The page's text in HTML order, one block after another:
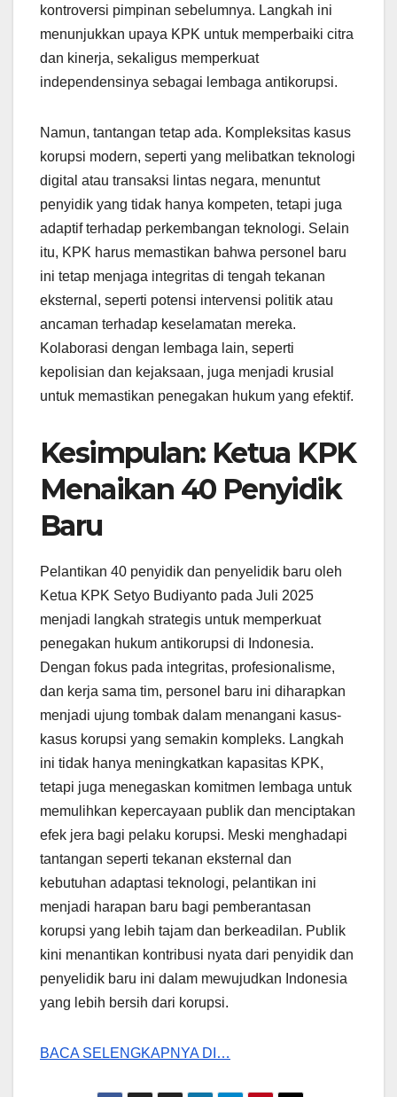
kontroversi pimpinan sebelumnya. Langkah ini
menunjukkan upaya KPK untuk memperbaiki citra
dan kinerja, sekaligus memperkuat
independensinya sebagai lembaga antikorupsi.
Namun, tantangan tetap ada. Kompleksitas kasus
korupsi modern, seperti yang melibatkan teknologi
digital atau transaksi lintas negara, menuntut
penyidik yang tidak hanya kompeten, tetapi juga
adaptif terhadap perkembangan teknologi. Selain
itu, KPK harus memastikan bahwa personel baru
ini tetap menjaga integritas di tengah tekanan
eksternal, seperti potensi intervensi politik atau
ancaman terhadap keselamatan mereka.
Kolaborasi dengan lembaga lain, seperti
kepolisian dan kejaksaan, juga menjadi krusial
untuk memastikan penegakan hukum yang efektif.
Kesimpulan: Ketua KPK
Menaikan 40 Penyidik
Baru
Pelantikan 40 penyidik dan penyelidik baru oleh
Ketua KPK Setyo Budiyanto pada Juli 2025
menjadi langkah strategis untuk memperkuat
penegakan hukum antikorupsi di Indonesia.
Dengan fokus pada integritas, profesionalisme,
dan kerja sama tim, personel baru ini diharapkan
menjadi ujung tombak dalam menangani kasus-
kasus korupsi yang semakin kompleks. Langkah
ini tidak hanya meningkatkan kapasitas KPK,
tetapi juga menegaskan komitmen lembaga untuk
memulihkan kepercayaan publik dan menciptakan
efek jera bagi pelaku korupsi. Meski menghadapi
tantangan seperti tekanan eksternal dan
kebutuhan adaptasi teknologi, pelantikan ini
menjadi harapan baru bagi pemberantasan
korupsi yang lebih tajam dan berkeadilan. Publik
kini menantikan kontribusi nyata dari penyidik dan
penyelidik baru ini dalam mewujudkan Indonesia
yang lebih bersih dari korupsi.
BACA SELENGKAPNYA DI…